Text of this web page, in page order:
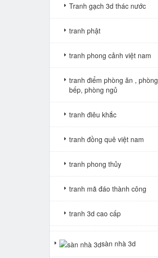
Tranh gạch 3d thác nước
tranh phật
tranh phong cảnh việt nam
tranh điểm phòng ăn , phòng
bếp, phòng ngủ
tranh điêu khắc
tranh đồng quê việt nam
tranh phong thủy
tranh mã đáo thành công
tranh 3d cao cấp
gió
sàn nhà 3d